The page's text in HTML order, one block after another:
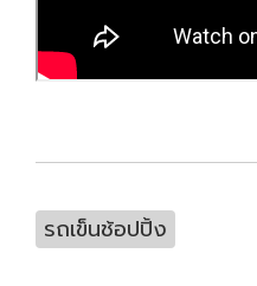
รถเข็นช้อปปิ้ง